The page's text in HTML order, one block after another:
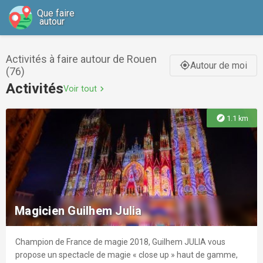
Que faire
autour
Activités à faire autour de Rouen
(76)
gps_fixedAutour de moi
ActivitésVoir tout chevron_right
explore 1.1 km
Magicien Guilhem Julia
Champion de France de magie 2018, Guilhem JULIA vous
propose un spectacle de magie « close up » haut de gamme,